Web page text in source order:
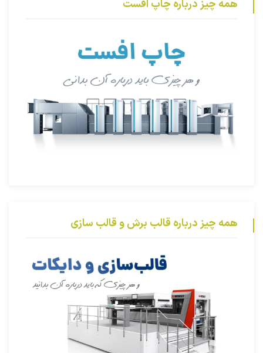
همه چیز درباره چاپ افست
همه چیز درباره قالب برش و قالب سازی